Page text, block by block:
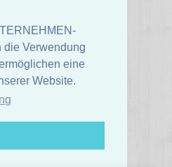
die Verwendung
eine
Website.